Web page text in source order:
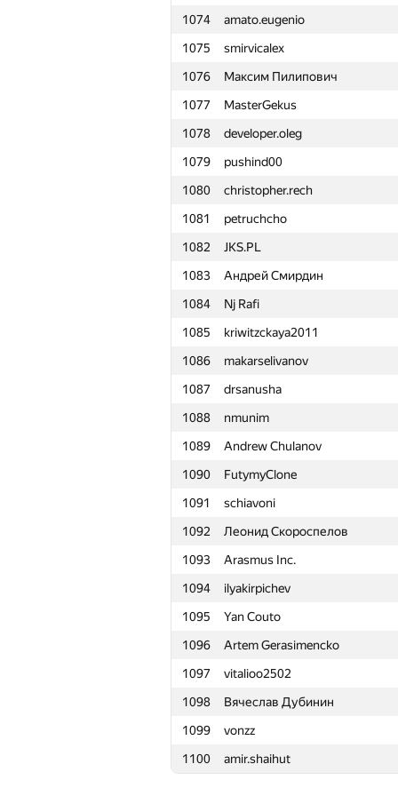
1074
amato.eugenio
1075
smirvicalex
1076
Максим Пилипович
1077
MasterGekus
1078
developer.oleg
1079
pushind00
1080
christopher.rech
1081
petruchcho
1082
JKS.PL
1083
Андрей Смирдин
1084
Nj Rafi
1085
kriwitzckaya2011
1086
makarselivanov
1087
drsanusha
1088
nmunim
1089
Andrew Chulanov
1090
FutymyClone
1091
schiavoni
1092
Леонид Скороспелов
1093
Arasmus Inc.
1094
ilyakirpichev
1095
Yan Couto
1096
Artem Gerasimencko
1097
vitalioo2502
1098
Вячеслав Дубинин
1099
vonzz
1100
amir.shaihut
1051 alexcaravaeff
1052
leo-shaka
1053
IvanPavl0v
1054
lakshitbhutani
1055
ChesnokovDS
1056
nyanspyglu
1057
habars0108
1058
evil.stivie
1059
Денис Пивоваров
1060
DryukAlex
1061
valyasamoxina
1062
ivbondarew
1063
Максим Баранчиков
1064
kettrik
1065
dotorya
1066
alexwice
1067
Adrian Budau
1068
zdanovichdmitry
1069
ivan-kopiev
1070
GreentyQ
1071
grasilizuh
1072
Андрей Антонов
1073
andrey.kalendarov
1074
amato.eugenio
1075
smirvicalex
1076
Максим Пилипович
1077
MasterGekus